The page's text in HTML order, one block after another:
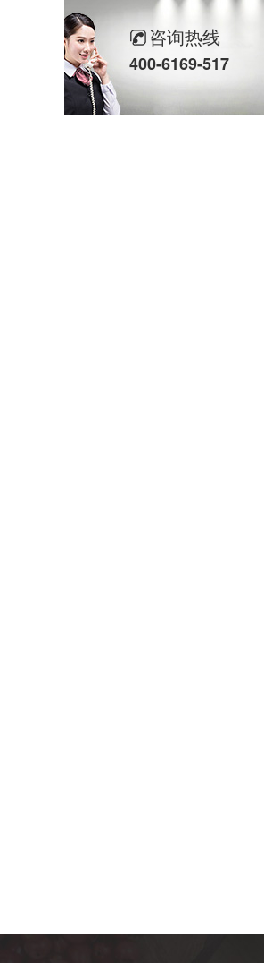
咨询热线
400-6169-517